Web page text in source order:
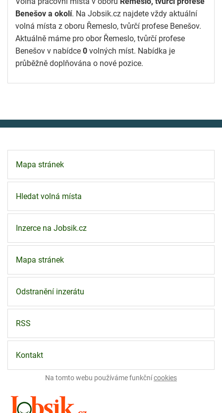
Benešov a okolí. Na Jobsik.cz najdete vždy aktuální
volná místa z oboru Řemeslo, tvůrčí profese Benešov.
Aktuálně máme pro obor Řemeslo, tvůrčí profese
Benešov v nabídce 0 volných míst. Nabídka je
průběžně doplňována o nové pozice.
Mapa stránek
Hledat volná místa
Inzerce na Jobsik.cz
Mapa stránek
Odstranění inzerátu
RSS
Kontakt
Na tomto webu používáme funkčnícookies